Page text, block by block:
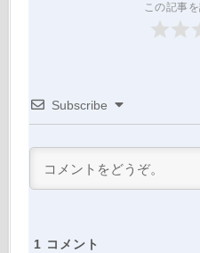
この記事を
Subscribe
1 コメント